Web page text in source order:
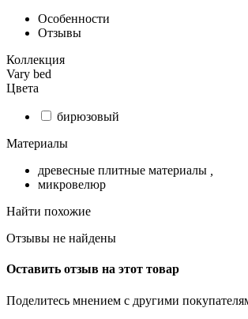
Особенности
Отзывы
Коллекция
Vary bed
Цвета
бирюзовый
Материалы
древесные плитные материалы
микровелюр
Найти похожие
Отзывы не найдены
Оставить отзыв на этот товар
Поделитесь мнением с другими